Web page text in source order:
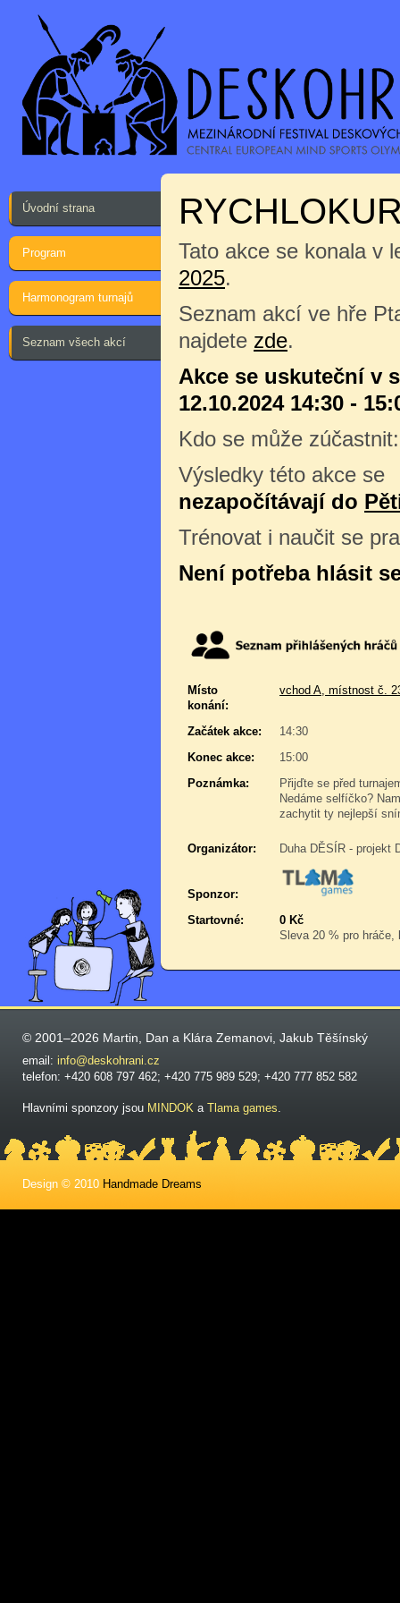
Úvodní strana
Program
Harmonogram turnajů
Seznam všech akcí
Tato akce se konala v
2025.
Seznam akcí ve hře
najdete zde.
Akce se uskuteční v
12.10.2024 14:30 -
Kdo se může
Výsledky této akce se
nezapočítávají do
Trénovat i naučit se
Není potřeba hlásit
Místo
konání:
vchod A, místnost č.
Začátek akce:
14:30
Konec akce:
15:00
Poznámka:
Přijďte se před
Nedáme selfíčko?
zachytit ty nejlepší
Organizátor: Duha DĚSÍR - projekt
Sponzor:
Startovné:
0 Kč
Sleva 20 % pro
© 2001–2026 Martin, Dan a Klára Zemanovi, Jakub Těšínský
email: info@deskohrani.cz
telefon: +420 608 797 462; +420 775 989 529; +420 777 852 582
Hlavními sponzory jsou MINDOK a Tlama games.
Design © 2010 Handmade Dreams